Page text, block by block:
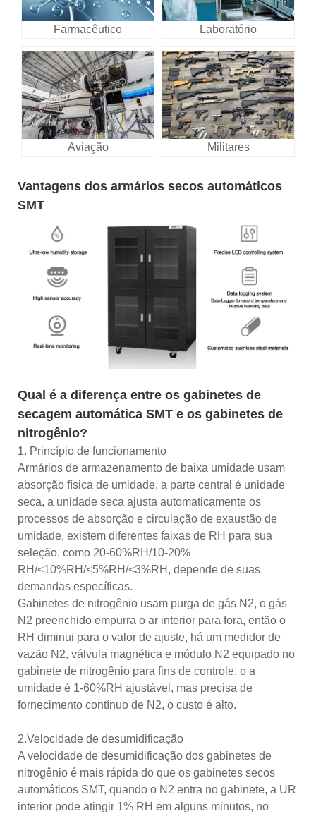
Farmacêutico Laboratório
Aviação Militares
Vantagens dos armários secos automáticos
SMT
Qual é a diferença entre os gabinetes de
secagem automática SMT e os gabinetes de
nitrogênio?
1. Princípio de funcionamento
Armários de armazenamento de baixa umidade usam
absorção física de umidade, a parte central é unidade
seca, a unidade seca ajusta automaticamente os
processos de absorção e circulação de exaustão de
umidade, existem diferentes faixas de RH para sua
seleção, como 20-60%RH/10-20%
RH/<10%RH/<5%RH/<3%RH, depende de suas
demandas específicas.
Gabinetes de nitrogênio usam purga de gás N2, o gás
N2 preenchido empurra o ar interior para fora, então o
RH diminui para o valor de ajuste, há um medidor de
vazão N2, válvula magnética e módulo N2 equipado no
gabinete de nitrogênio para fins de controle, o a
umidade é 1-60%RH ajustável, mas precisa de
fornecimento contínuo de N2, o custo é alto.
2.Velocidade de desumidificação
A velocidade de desumidificação dos gabinetes de
nitrogênio é mais rápida do que os gabinetes secos
automáticos SMT, quando o N2 entra no gabinete, a UR
interior pode atingir 1% RH em alguns minutos, no